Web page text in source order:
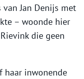
Jan Denijs met
– woonde hier
die geen
haar inwonende